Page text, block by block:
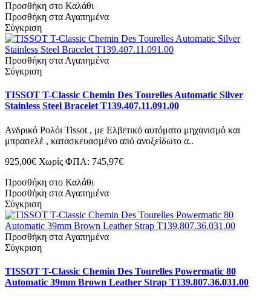
Προσθήκη στο Καλάθι
Προσθήκη στα Αγαπημένα
Σύγκριση
Προσθήκη στα Αγαπημένα
Σύγκριση
TISSOT T-Classic Chemin Des Tourelles Automatic Silver
Stainless Steel Bracelet T139.407.11.091.00
Ανδρικό Ρολόι Tissot , με Ελβετικό αυτόματο μηχανισμό και
μπρασελέ , κατασκευασμένο από ανοξείδωτο α..
925,00€ Χωρίς ΦΠΑ: 745,97€
Προσθήκη στο Καλάθι
Προσθήκη στα Αγαπημένα
Σύγκριση
Προσθήκη στα Αγαπημένα
Σύγκριση
TISSOT T-Classic Chemin Des Tourelles Powermatic 80
Automatic 39mm Brown Leather Strap T139.807.36.031.00